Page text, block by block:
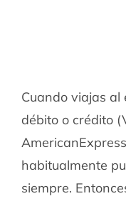
Cuando viajas
débito o crédito
habitualmente
siempre.